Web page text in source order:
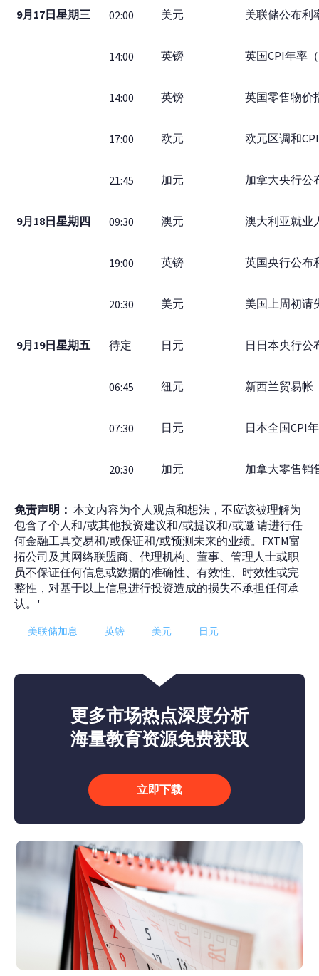
9月17日星期三 02:00 美元 美联储公布利
14:00 英镑 英国CPI年率
14:00 英镑 英国零售物价
17:00 欧元 欧元区调和
21:45 加元 加拿大央行公
9月18日星期四 09:30 澳元 澳大利亚就业
19:00 英镑 英国央行公布
20:30 美元 美国上周初请
9月19日星期五 待定 日元 日日本央行公
06:45 纽元 新西兰贸易帐
07:30 日元 日本全国CPI
20:30 加元 加拿大零售销
免责声明： 本文内容为个人观点和想法，不应该被理解为
包含了个人和/或其他投资建议和/或提议和/或邀 请进行任
何金融工具交易和/或保证和/或预测未来的业绩。FXTM富
拓公司及其网络联盟商、代理机构、董事、管理人士或职
员不保证任何信息或数据的准确性、有效性、时效性或完
整性，对基于以上信息进行投资造成的损失不承担任何承
认。'
美联储加息 英镑 美元 日元
更多市场热点深度分析
海量教育资源免费获取
立即下载